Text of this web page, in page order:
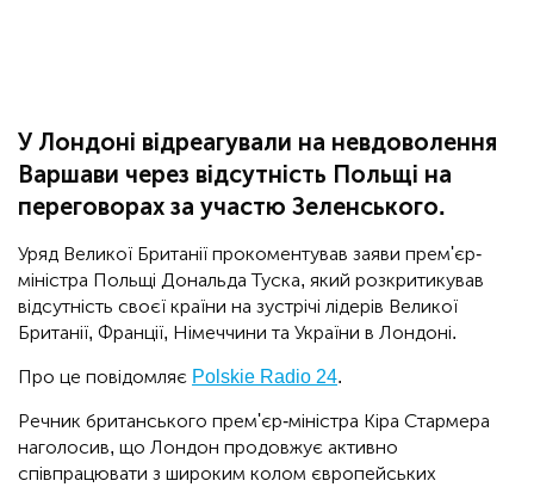
У Лондоні відреагували на невдоволення
Варшави через відсутність Польщі на
переговорах за участю Зеленського.
Уряд Великої Британії прокоментував заяви прем'єр-
міністра Польщі Дональда Туска, який розкритикував
відсутність своєї країни на зустрічі лідерів Великої
Британії, Франції, Німеччини та України в Лондоні.
Про це повідомляє Polskie Radio 24.
Речник британського прем'єр-міністра Кіра Стармера
наголосив, що Лондон продовжує активно
співпрацювати з широким колом європейських